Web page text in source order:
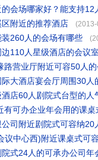
会场哪家好？能支持12
附近的推荐酒店
260人的会场有哪些
110人星级酒店的会议
路营业厅附近可容50人
大酒店宴会厅周围30人
店60人剧院式台型的人
有可办企业年会用的课
司附近剧院式可容纳20
议中心西)附近课桌式可
式24人的可承办公司年